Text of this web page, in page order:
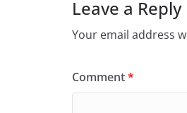
Leave a Reply
Your email address
Comment*